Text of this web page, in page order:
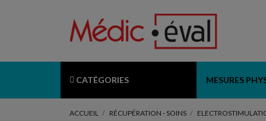
CATÉGORIES MESURES
ACCUEIL RÉCUPÉRATION - SOINS